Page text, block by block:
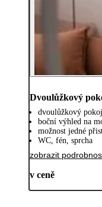
Dvoulůžkový
dvoulůžkový pokoj
boční výhled na
možnost jedné
WC, fén, sprcha
zobrazit
v ceně